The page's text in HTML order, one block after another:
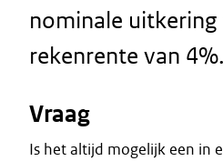
nominale uitkering
rekenrente van 4%.
Vraag
Is het altijd mogelijk een in